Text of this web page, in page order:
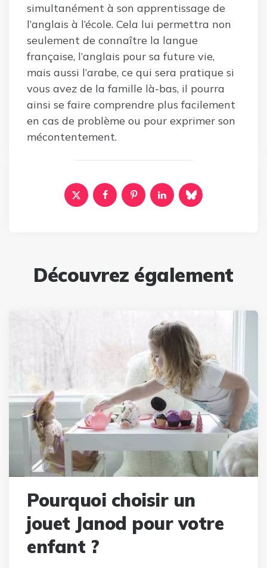
simultanément à son apprentissage de
l’anglais à l’école. Cela lui permettra non
seulement de connaître la langue
française, l’anglais pour sa future vie,
mais aussi l’arabe, ce qui sera pratique si
vous avez de la famille là-bas, il pourra
ainsi se faire comprendre plus facilement
en cas de problème ou pour exprimer son
mécontentement.
Découvrez également
Pourquoi choisir un
jouet Janod pour votre
enfant ?